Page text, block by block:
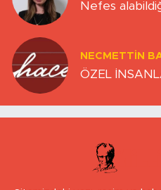
Nefes
NECMETTIN
ÖZEL